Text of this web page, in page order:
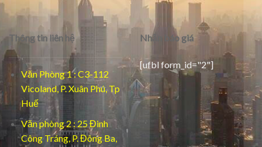
Thông tin liên hệ
Văn Phòng 1 : C3-112
Vicoland, P. Xuân Phú, Tp
Huế
Văn phòng 2 : 25 Đinh
Công Tráng, P. Đông Ba,
Nhận báo giá
[ufbl form_id="2"]